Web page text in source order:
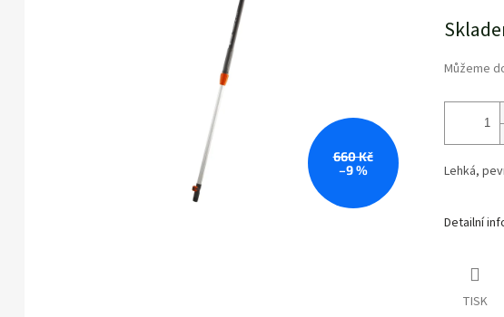
660 Kč
–9 %
cena:
Můžeme
Lehká,
Detailní
TISK